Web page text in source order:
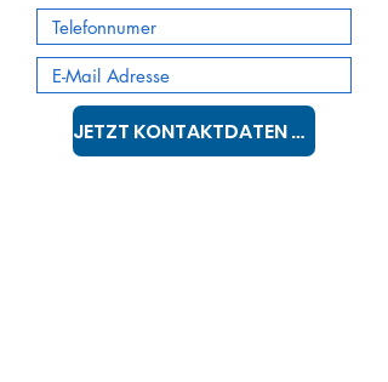
JETZT KONTAKTDATEN SENDEN